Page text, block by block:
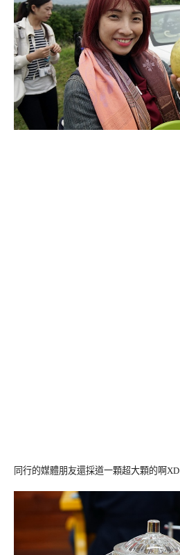
同行的媒體朋友還採道一顆超大顆的啊XD